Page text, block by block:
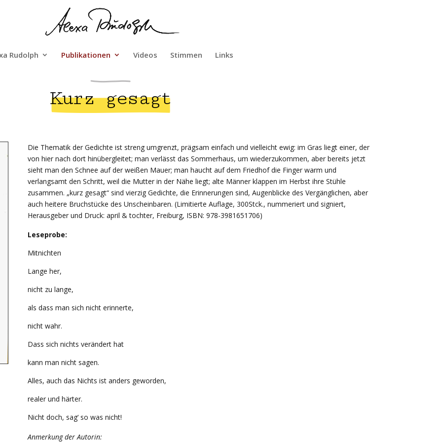
Rudolph Publikationen Videos Stimmen Links
Kurz gesagt
Die Thematik der Gedichte ist streng umgrenzt, prägsam einfach und vielleicht ewig: im Gras liegt einer, der
von hier nach dort hinübergleitet; man verlässt das Sommerhaus, um wiederzukommen, aber bereits jetzt
sieht man den Schnee auf der weißen Mauer; man haucht auf dem Friedhof die Finger warm und
verlangsamt den Schritt, weil die Mutter in der Nähe liegt; alte Männer klappen im Herbst ihre Stühle
zusammen. „kurz gesagt“ sind vierzig Gedichte, die Erinnerungen sind, Augenblicke des Vergänglichen, aber
auch heitere Bruchstücke des Unscheinbaren. (Limitierte Auflage, 300Stck., nummeriert und signiert,
Herausgeber und Druck: april & tochter, Freiburg, ISBN: 978-3981651706)
Leseprobe:
Mitnichten
Lange her,
nicht zu lange,
als dass man sich nicht erinnerte,
nicht wahr.
Dass sich nichts verändert hat
kann man nicht sagen.
Alles, auch das Nichts ist anders geworden,
realer und härter.
Nicht doch, sag‘ so was nicht!
Anmerkung der Autorin: